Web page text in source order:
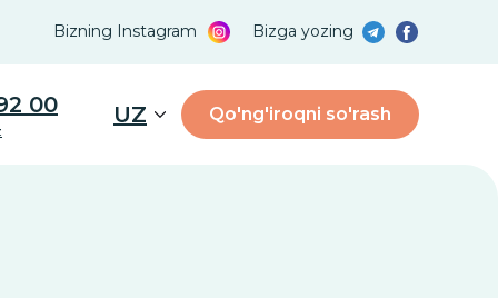
Bizning Instagram Bizga yozing
00 UZ Qo'ng'iroqni so'rash